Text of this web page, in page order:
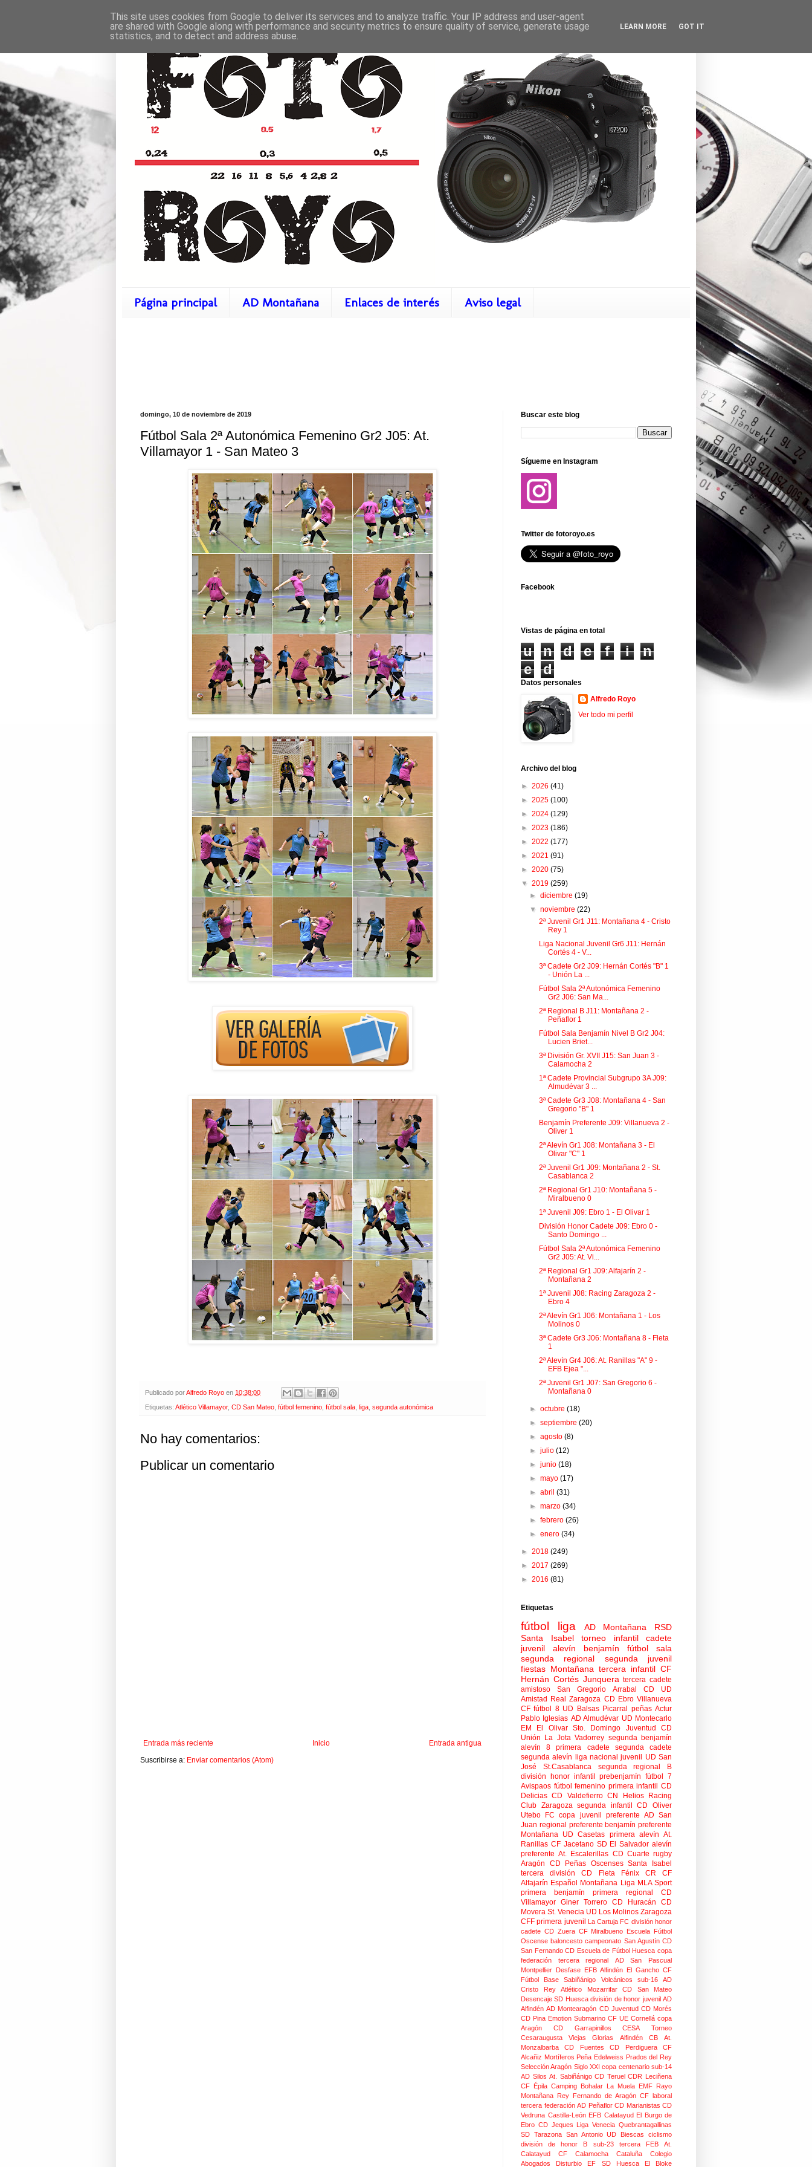
Página principal AD Montañana Enlaces de interés Aviso legal
domingo, 10 de noviembre de 2019
Fútbol Sala 2ª Autonómica Femenino Gr2 J05: At.
Villamayor 1 - San Mateo 3
Publicado porAlfredo Royo en 10:38:00
Etiquetas: Atlético Villamayor, CD San Mateo fútbol femenino fútbol sala liga segunda autonómica
No hay comentarios:
Publicar un comentario
Entrada más reciente Entrada antigua
Inicio
Suscribirse a: Enviar comentarios (Atom)
Buscar este blog
Sígueme en Instagram
Twitter de fotoroyo.es
Facebook
Vistas de página en total
u n d e f i
n
e
d
Datos personales
Alfredo Royo
Ver todo mi perfil
Archivo del blog
► 2026 (41)
► 2025 (100)
► 2024 (129)
► 2023 (186)
► 2022 (177)
► 2021 (91)
► 2020 (75)
▼ 2019 (259)
►diciembre(19)
▼noviembre(22)
2ª Juvenil Gr1 J11: Montañana 4 - Cristo
Rey 1
Liga Nacional Juvenil Gr6 J11: Hernán
Cortés 4 - V...
3ª Cadete Gr2 J09: Hernán Cortés "B" 1
- Unión La ...
Fútbol Sala 2ª Autonómica Femenino
Gr2 J06: San Ma...
2ª Regional B J11: Montañana 2 -
Peñaflor 1
Fútbol Sala Benjamín Nivel B Gr2 J04:
Lucien Briet...
3ª División Gr. XVII J15: San Juan 3 -
Calamocha 2
1ª Cadete Provincial Subgrupo 3A J09:
Almudévar 3 ...
3ª Cadete Gr3 J08: Montañana 4 - San
Gregorio "B" 1
Benjamín Preferente J09: Villanueva 2 -
Oliver 1
2ª Alevín Gr1 J08: Montañana 3 - El
Olivar "C" 1
2ª Juvenil Gr1 J09: Montañana 2 - St.
Casablanca 2
2ª Regional Gr1 J10: Montañana 5 -
Miralbueno 0
1ª Juvenil J09: Ebro 1 - El Olivar 1
División Honor Cadete J09: Ebro 0 -
Santo Domingo ...
Fútbol Sala 2ª Autonómica Femenino
Gr2 J05: At. Vi...
2ª Regional Gr1 J09: Alfajarín 2 -
Montañana 2
1ª Juvenil J08: Racing Zaragoza 2 -
Ebro 4
2ª Alevín Gr1 J06: Montañana 1 - Los
Molinos 0
3ª Cadete Gr3 J06: Montañana 8 - Fleta
1
2ª Alevín Gr4 J06: At. Ranillas "A" 9 -
EFB Ejea "...
2ª Juvenil Gr1 J07: San Gregorio 6 -
Montañana 0
►octubre(18)
►septiembre(20)
►agosto(8)
►julio(12)
►junio(18)
►mayo(17)
►abril(31)
►marzo(34)
►febrero(26)
►enero(34)
► 2018 (249)
► 2017 (269)
► 2016 (81)
Etiquetas
fútbol liga AD Montañana
RSD
Santa Isabel
torneo infantil
cadete
juvenil
alevín benjamín
fútbol sala
segunda regional
segunda juvenil
fiestas Montañana tercera infantil CF
Hernán Cortés Junquera tercera cadete
amistoso
San Gregorio Arrabal CD
UD
Amistad
Real Zaragoza CD Ebro Villanueva
CF fútbol 8 UD Balsas Picarral peñas Actur
Pablo Iglesias AD Almudévar UD Montecarlo
EM El Olivar Sto. Domingo Juventud
CD
Unión La Jota Vadorrey segunda benjamín
alevín 8
primera cadete
segunda cadete
segunda alevín
liga nacional juvenil
UD San
José
St.Casablanca
segunda regional B
división honor infantil
prebenjamín fútbol 7
Avispaos fútbol femenino primera infantil
CD
Delicias CD Valdefierro CN Helios
Racing
Club Zaragoza segunda infantil
CD Oliver
Utebo FC copa juvenil preferente AD San
Juan regional preferente benjamín preferente
Montañana UD Casetas primera alevín At.
Ranillas CF Jacetano SD El Salvador alevín
preferente At. Escalerillas CD Cuarte rugby
Aragón
CD Peñas Oscenses Santa Isabel
tercera división
CD Fleta Fénix CR
CF
Alfajarín Español Montañana Liga MLA Sport
primera benjamín
primera regional
CD
Villamayor Giner Torrero CD Huracán
CD
Movera St. Venecia UD Los Molinos Zaragoza
CFF primera juvenil La Cartuja FC división honor
cadete CD Zuera CF Miralbueno Escuela Fútbol
Oscense baloncesto campeonato San Agustín CD
San Fernando CD Escuela de Fútbol Huesca copa
federación
tercera regional
AD San Pascual
Montpellier Desfase EFB Alfindén El Gancho CF
Fútbol Base Sabiñánigo
Volcánicos sub-16
AD
Cristo Rey
Atlético Mozarrifar
CD San Mateo
Desencaje SD Huesca división de honor juvenil AD
Alfindén AD Montearagón CD Juventud CD Morés
CD Pina Emotion Submarino CF UE Cornellá copa
Aragón
CD Garrapinillos CESA
Torneo
Cesaraugusta
Viejas Glorias Alfindén CB
At.
Monzalbarba
CD Fuentes CD Perdiguera
CF
Alcañiz Mortíferos Peña Edelweiss Prados del Rey
Selección Aragón Siglo XXI copa centenario sub-14
AD Silos At. Sabiñánigo CD Teruel CDR Leciñena
CF Épila Camping Bohalar La Muela EMF Rayo
Montañana Rey Fernando de Aragón CF laboral
tercera federación AD Peñaflor CD Marianistas CD
Vedruna Castilla-León EFB Calatayud El Burgo de
Ebro CD Jeques Liga Venecia Quebrantagallinas
SD Tarazona San Antonio UD Biescas
ciclismo
división de honor B
sub-23 tercera FEB
At.
Calatayud
CF Calamocha Cataluña
Colegio
Abogados
Disturbio EF SD Huesca El Bloke
This site uses cookies from Google to deliver its services and to analyze traffic. Your IP address and user-agent
are shared with Google along with performance and security metrics to ensure quality of service, generate usage
statistics, and to detect and address abuse.
LEARN MORE GOT IT